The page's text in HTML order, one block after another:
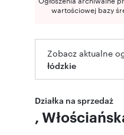
wartościowej bazy
Zobacz aktualne
łódzkie
Działka na sprzedaż
,